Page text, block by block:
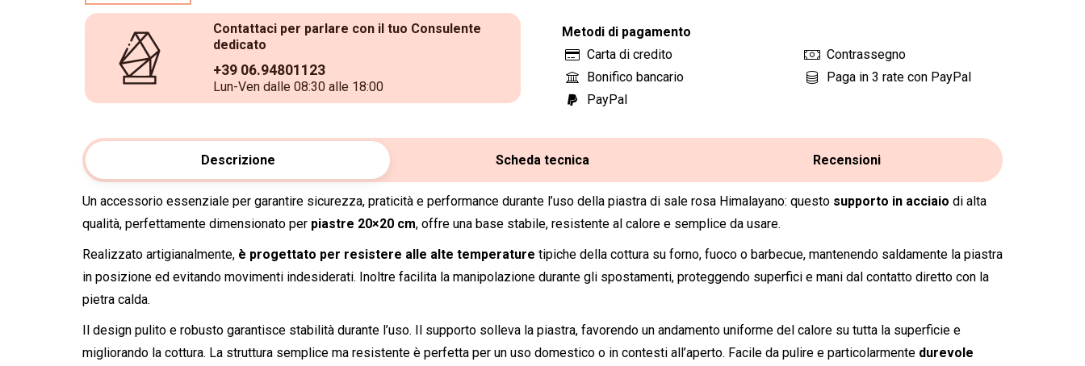
Contattaci per parlare con il tuo Consulente
dedicato
+39 06.94801123
Lun-Ven dalle 08:30 alle 18:00
Metodi di pagamento
Carta di credito
Bonifico bancario
PayPal
Contrassegno
Paga in 3 rate con PayPal
Descrizione Scheda tecnica Recensioni
Un accessorio essenziale per garantire sicurezza, praticità e performance durante l’uso della piastra di sale rosa Himalayano: questo supporto in acciaio di alta
qualità, perfettamente dimensionato per piastre 20×20 cm, offre una base stabile, resistente al calore e semplice da usare.
Realizzato artigianalmente, è progettato per resistere alle alte temperature tipiche della cottura su forno, fuoco o barbecue, mantenendo saldamente la piastra
in posizione ed evitando movimenti indesiderati. Inoltre facilita la manipolazione durante gli spostamenti, proteggendo superfici e mani dal contatto diretto con la
pietra calda.
Il design pulito e robusto garantisce stabilità durante l’uso. Il supporto solleva la piastra, favorendo un andamento uniforme del calore su tutta la superficie e
migliorando la cottura. La struttura semplice ma resistente è perfetta per un uso domestico o in contesti all’aperto. Facile da pulire e particolarmente durevole